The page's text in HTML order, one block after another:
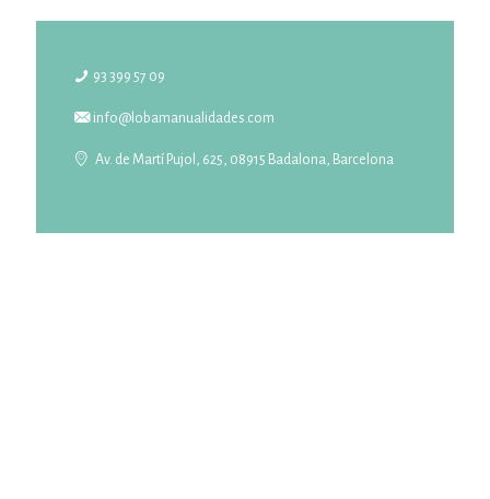
93 399 57 09
info@lobamanualidades.com
Av. de Martí Pujol, 625, 08915 Badalona, Barcelona